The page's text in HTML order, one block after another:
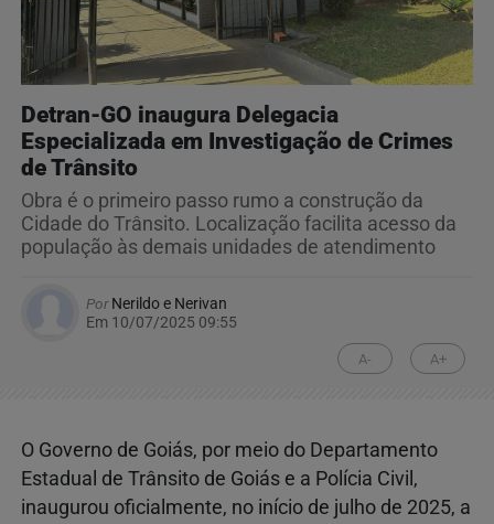
Detran-GO inaugura Delegacia
Especializada em Investigação de Crimes
de Trânsito
Obra é o primeiro passo rumo a construção da
Cidade do Trânsito. Localização facilita acesso da
população às demais unidades de atendimento
PorNerildo e Nerivan
Em 10/07/2025 09:55
A- A+
O Governo de Goiás, por meio do Departamento
Estadual de Trânsito de Goiás e a Polícia Civil,
inaugurou oficialmente, no início de julho de 2025, a